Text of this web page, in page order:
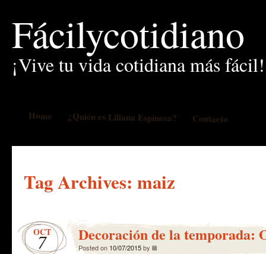
Fácilycotidiano
¡Vive tu vida cotidiana más fácil!
Home ¿Quién es Liliana Espinosa? Contacto
Tag Archives: maiz
OCT
7 Decoración de la temporada:
Posted on 10/07/2015by lili